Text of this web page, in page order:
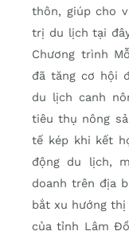
thôn, giúp cho
trị du lịch tại
Chương trình
đã tăng cơ hội
du lịch canh
tiêu thụ nông
tế kép khi kết
động du lịch,
doanh trên địa
bắt xu hướng
của tỉnh Lâm